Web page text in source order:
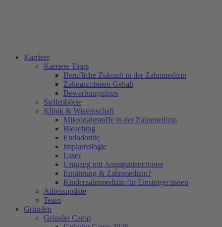
Karriere
Karriere Tipps
Berufliche Zukunft in der Zahnmedizin
Zahnärzt:innen Gehalt
Bewerbungstipps
Stellenbörse
Klinik & Wissenschaft
Mikronährstoffe in der Zahnmedizin
Bleaching
Endodontie
Implantologie
Laser
Umgang mit Angstpatient:innen
Ernährung & Zahnmedizin?
Kinderzahnmedizin für Einsteiger:innen
Adressupdate
Team
Gründen
Gründer Camp